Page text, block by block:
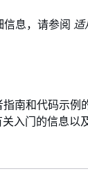
信息，请参阅 适
指南和代码示例
入门的信息以